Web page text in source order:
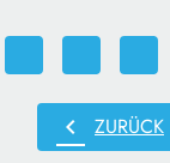
chevron_left ZURÜCK